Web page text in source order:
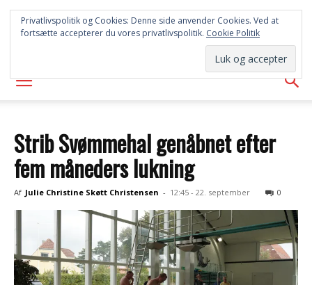
SYD
AVISEN
Strib Svømmehal genåbnet efter
fem måneders lukning
Af Julie Christine Skøtt Christensen - 12:45 - 22. september 0
Privatlivspolitik og Cookies: Denne side anvender Cookies. Ved at
fortsætte accepterer du vores privatlivspolitik. Cookie Politik